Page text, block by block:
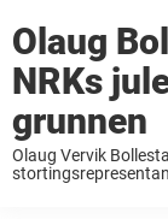
Olaug
NRKs
grunnen
Olaug Vervik